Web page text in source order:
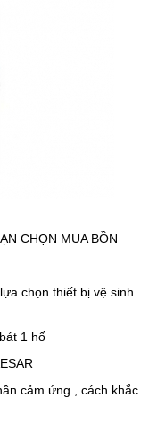
CHỌN MUA BỒN
chọn thiết bị vệ sinh
1 hố
cảm ứng , cách khắc